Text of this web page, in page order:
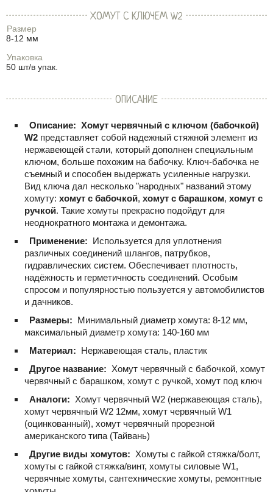
ХОМУТ С КЛЮЧЕМ W2
Размер
8-12 мм
Упаковка
50 шт/в упак.
ОПИСАНИЕ
Описание: Хомут червячный с ключом (бабочкой)
W2 представляет собой надежный стяжной элемент из
нержавеющей стали, который дополнен специальным
ключом, больше похожим на бабочку. Ключ-бабочка не
съемный и способен выдержать усиленные нагрузки.
Вид ключа дал несколько "народных" названий этому
хомуту: хомут с бабочкой, хомут с барашком, хомут с
ручкой. Такие хомуты прекрасно подойдут для
неоднократного монтажа и демонтажа.
Применение: Используется для уплотнения
различных соединений шлангов, патрубков,
гидравлических систем. Обеспечивает плотность,
надёжность и герметичность соединений. Особым
спросом и популярностью пользуется у автомобилистов
и дачников.
Размеры: Минимальный диаметр хомута: 8-12 мм,
максимальный диаметр хомута: 140-160 мм
Материал: Нержавеющая сталь, пластик
Другое название: Хомут червячный с бабочкой, хомут
червячный с барашком, хомут с ручкой, хомут под ключ
Аналоги: Хомут червячный W2 (нержавеющая сталь),
хомут червячный W2 12мм, хомут червячный W1
(оцинкованный), хомут червячный прорезной
американского типа (Тайвань)
Другие виды хомутов: Хомуты с гайкой стяжка/болт,
хомуты с гайкой стяжка/винт, хомуты силовые W1,
червячные хомуты, сантехнические хомуты, ремонтные